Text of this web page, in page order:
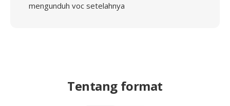
mengunduh voc setelahnya
Tentang format